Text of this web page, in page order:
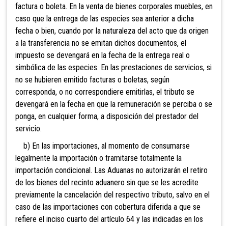
factura o boleta. En la venta de bienes corporales muebles, en
caso que la entrega de las especies sea anterior a dicha
fecha o bien, cuando por la naturaleza del acto que da origen
a la transferencia no se emitan dichos documentos, el
impuesto se devengará en la fecha de la entrega real o
simbólica de las especies. En las prestaciones de servicios, si
no se hubieren emitido facturas o boletas, según
corresponda, o no correspondiere emitirlas, el tributo se
devengará en la fecha en que la remuneración se perciba o se
ponga, en cualquier forma, a disposición del prestador del
servicio.
b) En las importaciones, al momento de consumarse
legalmente la importación o tramitarse totalmente la
importación condicional. Las Aduanas no autorizarán el retiro
de los bienes del recinto aduanero sin que se les acredite
previamente la cancelación del respectivo tributo, salvo en el
caso de las importaciones con cobertura diferida a que se
refiere el inciso cuarto del artículo 64 y las indicadas en los